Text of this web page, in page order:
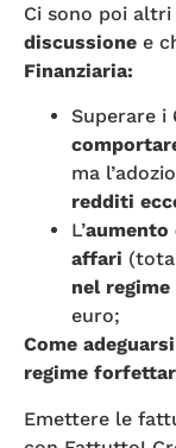
Ci sono poi altri
discussione e
Finanziaria:
Superare i
ma
redditi
L’aumento
affari
nel
euro;
Come
regime
Emettere le